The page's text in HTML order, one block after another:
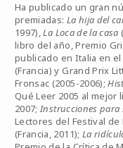
Ha publicado un gran
premiadas: La hija del
1997),La Loca de la casa
libro del año, Premio
publicado en Italia en el
(Francia) y Grand Prix
Fronsac (2005-2006);
Qué Leer 2005 al mejor
2007;Instrucciones para
Lectores del Festival
(Francia, 2011); La